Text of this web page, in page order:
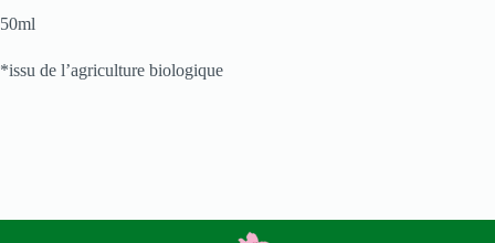
50ml
*issu de l’agriculture biologique